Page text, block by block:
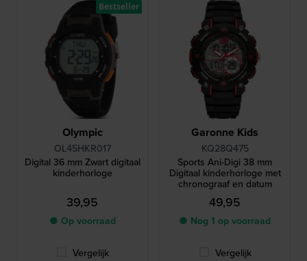
Olympic
OL45HKR017
Digital 36 mm Zwart digitaal
kinderhorloge
39,95
● Op voorraad
Vergelijk
Bestseller
Garonne Kids
KQ28Q475
Sports Ani-Digi 38 mm
Digitaal kinderhorloge met
chronograaf en datum
49,95
● Nog 1 op voorraad
Vergelijk